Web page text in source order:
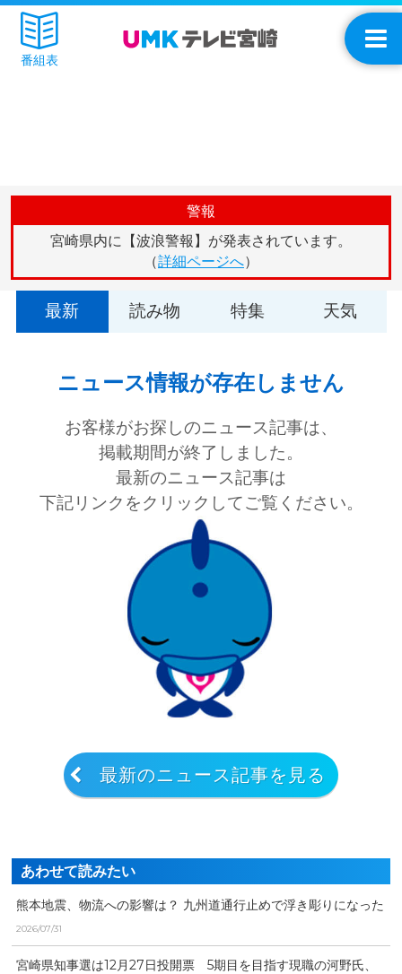
番組表
警報
宮崎県内に【波浪警報】が発表されています。
（詳細ページへ）
最新 読み物 特集 天気
ニュース情報が存在しません
お客様がお探しのニュース記事は、
掲載期間が終了しました。
最新のニュース記事は
下記リンクをクリックしてご覧ください。
最新のニュース記事を見る
あわせて読みたい
熊本地震、物流への影響は？ 九州道通行止めで浮き彫りになった
「労働時間」と「物流...
2026/07/31
宮崎県知事選は12月27日投開票 5期目を目指す現職の河野氏、